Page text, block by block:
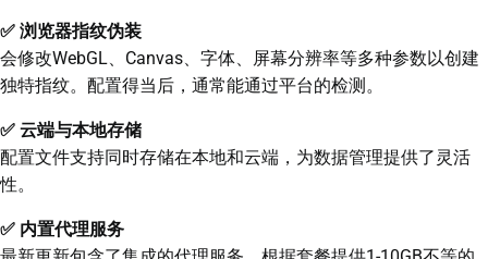
✅ 浏览器指纹伪装
会修改WebGL、Canvas、字体、屏幕分辨率等多种参数以创建
独特指纹。配置得当后，通常能通过平台的检测。
✅ 云端与本地存储
配置文件支持同时存储在本地和云端，为数据管理提供了灵活
性。
✅ 内置代理服务